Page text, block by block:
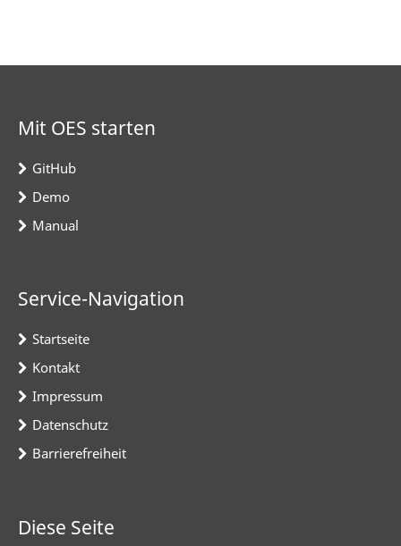
Mit OES starten
GitHub
Demo
Manual
Service-Navigation
Startseite
Kontakt
Impressum
Datenschutz
Barrierefreiheit
Diese Seite